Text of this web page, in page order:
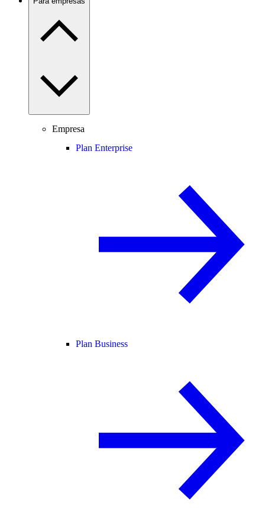
Empresa
Plan Enterprise
Plan Business